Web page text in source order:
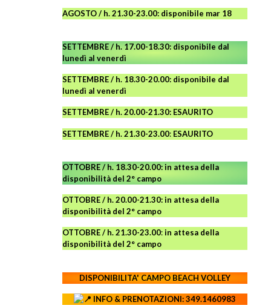
AGOSTO/ h. 21.30-23.00: disponibile mar 18
SETTEMBRE / h. 17.00-18.30: disponibile dal
lunedì al venerdì
SETTEMBRE / h. 18.30-20.00: disponibile dal
lunedì al venerdì
SETTEMBRE / h. 20.00-21.30: ESAURITO
SETTEMBRE / h. 21.30-23.00: ESAURITO
OTTOBRE / h. 18.30-20.00:in attesa della
disponibilità del 2° campo
OTTOBRE / h. 20.00-21.30:in attesa della
disponibilità del 2° campo
OTTOBRE / h. 21.30-23.00:in attesa della
disponibilità del 2° campo
DISPONIBILITA' CAMPOBEACH VOLLEY
INFO & PRENOTAZIONI: 349.1460983